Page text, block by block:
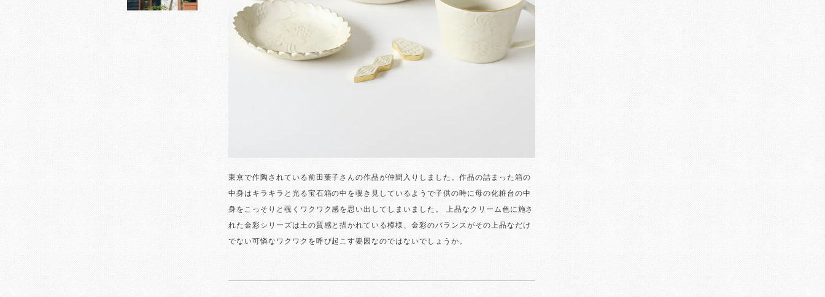
東京で作陶されている前田葉子さんの作品が仲間入りしました。作品の詰まった箱の
中身はキラキラと光る宝石箱の中を覗き見しているようで子供の時に母の化粧台の中
身をこっそりと覗くワクワク感を思い出してしまいました。 上品なクリーム色に施さ
れた金彩シリーズは土の質感と描かれている模様、金彩のバランスがその上品なだけ
でない可憐なワクワクを呼び起こす要因なのではないでしょうか。